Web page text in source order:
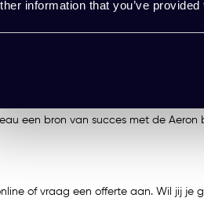
information that you’ve
dankzij het unieke Pellicle-materiaal
materialen voorkomen dat
ontwerp voor een sprankje
voor de planeet.
naadloos in elke moderne
professioneel is. Kies voor
een bron van succes met de Aeron
of vraag een offerte aan. Wil jij je